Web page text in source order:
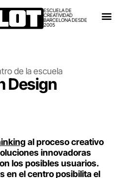
ESCUELA DE
CREATIVIDAD
BARCELONA DESDE
2005
de la escuela
Design
al proceso creativo
innovadoras
los posibles usuarios.
en el centro posibilita el